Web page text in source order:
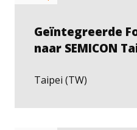
Geïntegreerde
naar SEMICON
Taipei (TW)